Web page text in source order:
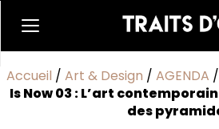
Accueil / Art & Design / AGENDA /
Is Now 03 : L’art
des